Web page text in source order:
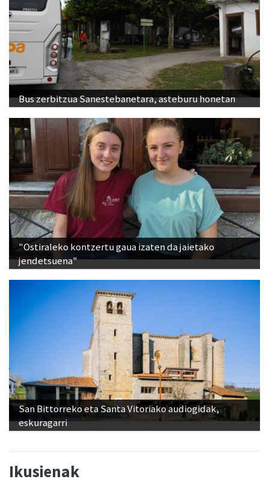
Bus zerbitzua Sanestebanetara, asteburu honetan
"Ostiraleko kontzertu gaua izaten da jaietako
jendetsuena"
San Bittorreko eta Santa Vitoriako audiogidak,
eskuragarri